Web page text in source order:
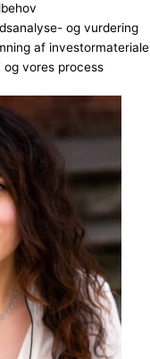
og vurdering
af investormateriale
og vores process